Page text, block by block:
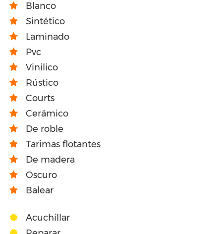
Blanco
Sintético
Laminado
Pvc
Vinilico
Rústico
Courts
Cerámico
De roble
Tarimas flotantes
De madera
Oscuro
Balear
Acuchillar